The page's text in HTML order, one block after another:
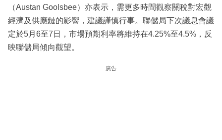
（Austan Goolsbee）亦表示，需更多時間觀察關稅對宏觀
經濟及供應鏈的影響，建議謹慎行事。聯儲局下次議息會議
定於5月6至7日，市場預期利率將維持在4.25%至4.5%，反
映聯儲局傾向觀望。
廣告